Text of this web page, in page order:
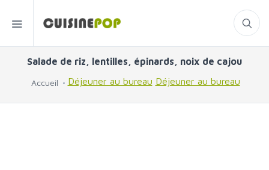
Salade de riz, lentilles, épinards, noix de cajou
Accueil Déjeuner au bureau Déjeuner au bureau